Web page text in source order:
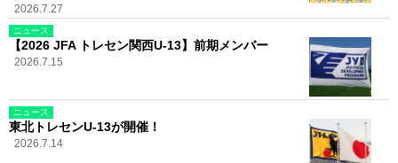
2026.7.27
ニュース
【2026 JFA トレセン関西U-13】前期メンバー
2026.7.15
ニュース
東北トレセンU-13が開催！
2026.7.14